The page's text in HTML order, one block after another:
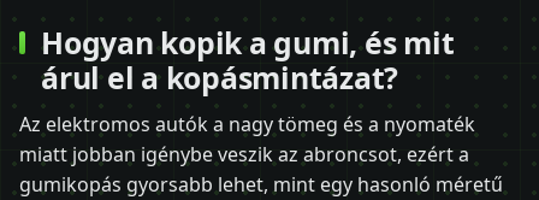
Hogyan kopik a gumi, és mit
árul el a kopásmintázat?
Az elektromos autók a nagy tömeg és a nyomaték
miatt jobban igénybe veszik az abroncsot, ezért a
gumikopás gyorsabb lehet, mint egy hasonló méretű